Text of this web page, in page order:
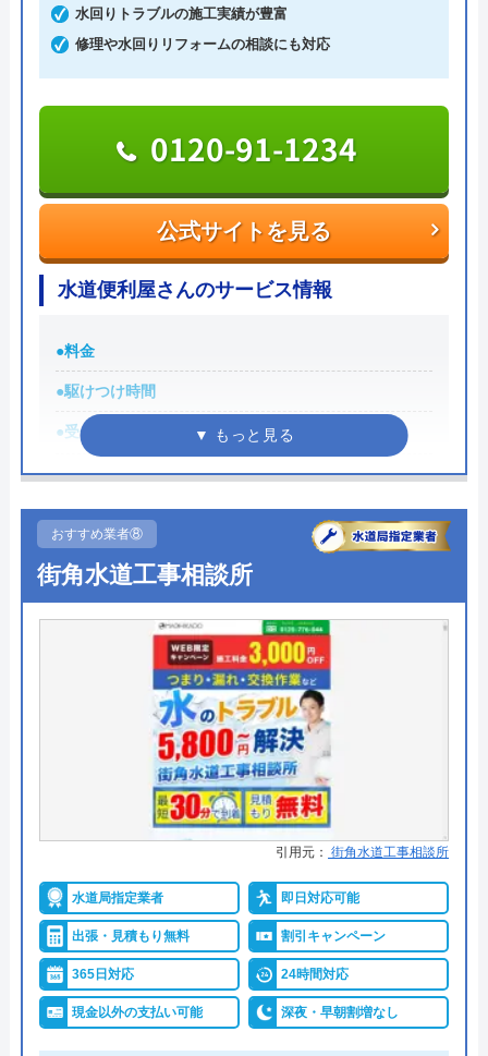
味しています。
作業時間は3時間単位での予約が可能で、作業当日
は訪問の1～2時間前に連絡があるのでご安心くださ
い。蛇口交換の場合の料金は、基本料金5,500円、作
業料金8,800円～、部品代の合計となります。Web
からの申込み、または、LINE会員登録で作業料金か
ら3,000円割引、電話にて「ホームページを見た」と
伝えると2,000円の割引をしているのでご活用くださ
い。
公式サイトを見る
受付時間 24時間365日対応
水のトラブルサポートセンターの基本情報
運営会社 株式会社シンエイ
2004年3月創業
〒540-0012
大阪府大阪市中央区谷町2-4-3 アイエ
スビル9F
36都道府県
水のトラブルサポートセンターの
クチコミ on
4（123件のクチコミ）
※クチコミの内容について
水回りトラブルの施工実績が豊富
修理や水回りリフォームの相談にも対応
公式サイトを見る
0120-91-1234
水道便利屋さんのサービス情報
●料金
●駆けつけ時間
●受付時間 7:00～0:00
●定休日 年中無休
●累計実績
●保証・保険 記載なし
詳細は公式HPでご確認ください
水道便利屋さんがおすすめの理由
水道便利屋さんは、24時間365日、年中無休で営業
していることが特徴です。
水回り設備は毎日使用するため、いつトラブルが起
こるか分からず、トラブルが起きれば一大事でしょ
水を使用できないと、いつ直るか、原因は何かな
ど、大きな不安を覚える方も多いです。
水道便利屋さんは、水道トラブル・水回りトラブル
の施工実績が豊富で、原因をスムーズに特定し、急
おすすめ業者⑧
街角水道工事相談所
引用元： 街角水道工事相談所
水道局指定業者 即日対応可能
出張・見積もり無料 割引キャンペーン
365日対応 24時間対応
現金以外の支払い可能 深夜・早朝割増なし